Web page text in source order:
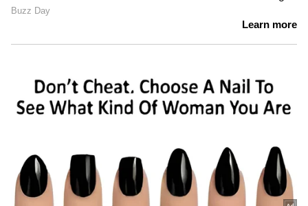
WDWeb Desk
Published :Dec 24 2022, 06:07 PM IST